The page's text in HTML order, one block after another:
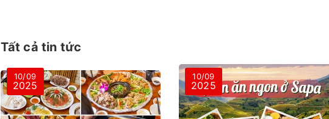
Tất cả tin tức
10/09
2025
10/09
2025